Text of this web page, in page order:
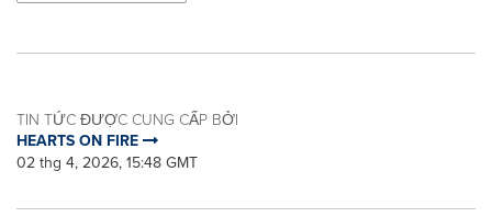
TIN TỨC ĐƯỢC CUNG CẤP BỞI
HEARTS ON FIRE
02 thg 4, 2026, 15:48 GMT